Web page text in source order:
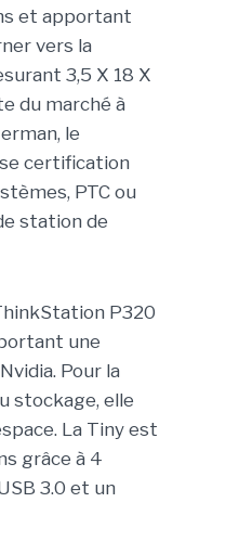
et apportant
vers la
3,5 X 18 X
du marché à
le
certification
PTC ou
station de
P320
une
Pour la
stockage, elle
La Tiny est
grâce à 4
3.0 et un